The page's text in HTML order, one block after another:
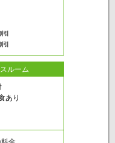
ルーム
あり